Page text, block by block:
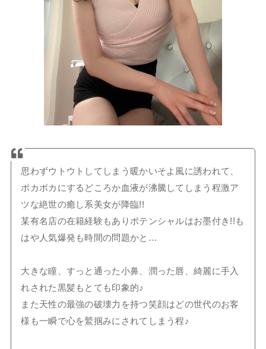
思わずウトウトしてしまう暖かいそよ風に誘われて、
ポカポカにするどころか血液が沸騰してしまう程激ア
ツな絶世の癒し系美女が降臨!!
某有名店の在籍経験もありポテンシャルはお墨付き!!も
はや人気爆発も時間の問題かと…
大きな瞳、すっと通った小鼻、潤った唇、綺麗に手入
れされた黒髪もとても印象的♪
また天性の最強の破壊力を持つ笑顔はどの世代のお客
様も一瞬で心を鷲掴みにされてしまう程♪